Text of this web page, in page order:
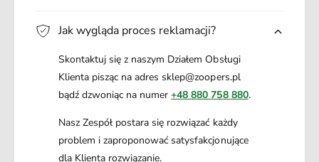
Jak wygląda proces reklamacji?
Skontaktuj się z naszym Działem Obsługi
Klienta pisząc na adres sklep@zoopers.pl
bądź dzwoniąc na numer+48 880 758 880.
Nasz Zespół postara się rozwiązać każdy
problem i zaproponować satysfakcjonujące
dla Klienta rozwiązanie.